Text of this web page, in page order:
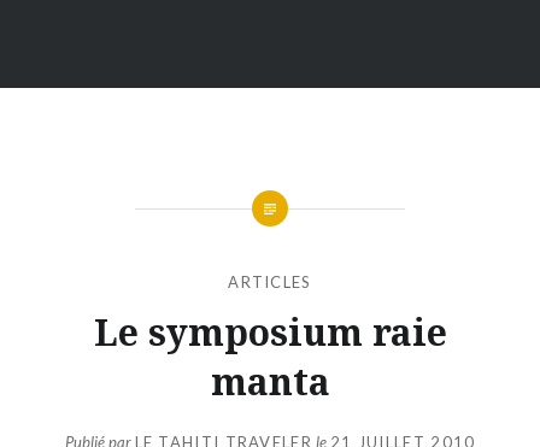
ARTICLES
Le symposium raie
manta
Publié parLE TAHITI TRAVELER le 21 JUILLET 2010